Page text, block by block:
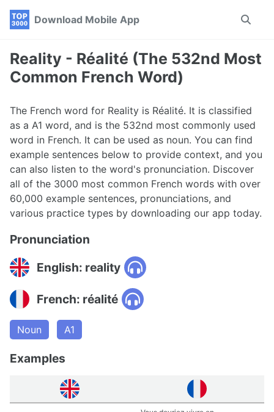
Skip
navigation
Skip
Skip
Download Mobile App
Toggle
Reality - Réalité (The 532nd Most
Common French Word)
The French word for Reality is Réalité. It is classified
as a A1 word, and is the 532nd most commonly used
word in French. It can be used as noun. You can find
example sentences below to provide context, and you
can also listen to the word's pronunciation. Discover
all of the 3000 most common French words with over
60,000 example sentences, pronunciations, and
various practice types by downloading our app today.
Pronunciation
English: reality
French: réalité
Noun A1
Examples